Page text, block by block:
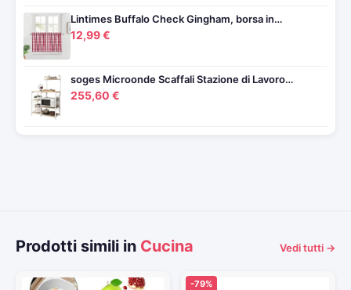
Lintimes Buffalo Check Gingham, borsa in…
12,99 €
soges Microonde Scaffali Stazione di Lavoro…
255,60 €
Prodotti simili in Cucina Vedi tutti →
-79%